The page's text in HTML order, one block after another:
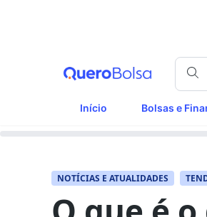
Início Bolsas e
NOTÍCIAS E ATUALIDADES